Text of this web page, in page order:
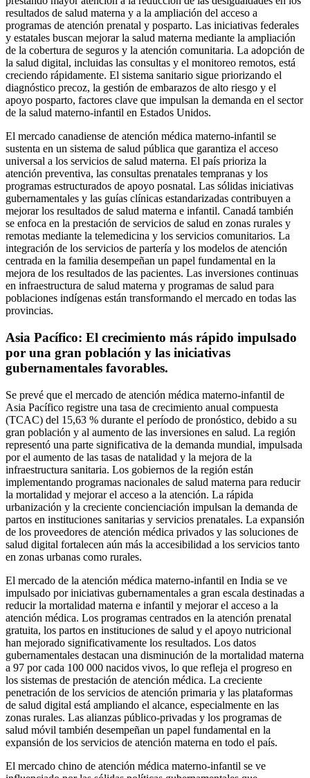
resultados de salud materna y a la ampliación del acceso a
programas de atención prenatal y posparto. Las iniciativas federales
y estatales buscan mejorar la salud materna mediante la ampliación
de la cobertura de seguros y la atención comunitaria. La adopción de
la salud digital, incluidas las consultas y el monitoreo remotos, está
creciendo rápidamente. El sistema sanitario sigue priorizando el
diagnóstico precoz, la gestión de embarazos de alto riesgo y el
apoyo posparto, factores clave que impulsan la demanda en el sector
de la salud materno-infantil en Estados Unidos.
El mercado canadiense de atención médica materno-infantil se
sustenta en un sistema de salud pública que garantiza el acceso
universal a los servicios de salud materna. El país prioriza la
atención preventiva, las consultas prenatales tempranas y los
programas estructurados de apoyo posnatal. Las sólidas iniciativas
gubernamentales y las guías clínicas estandarizadas contribuyen a
mejorar los resultados de salud materna e infantil. Canadá también
se enfoca en la prestación de servicios de salud en zonas rurales y
remotas mediante la telemedicina y los servicios comunitarios. La
integración de los servicios de partería y los modelos de atención
centrada en la familia desempeñan un papel fundamental en la
mejora de los resultados de las pacientes. Las inversiones continuas
en infraestructura de salud materna y programas de salud para
poblaciones indígenas están transformando el mercado en todas las
provincias.
Asia Pacífico: El crecimiento más rápido impulsado
por una gran población y las iniciativas
gubernamentales favorables.
Se prevé que el mercado de atención médica materno-infantil de
Asia Pacífico registre una tasa de crecimiento anual compuesta
(TCAC) del 15,63 % durante el período de pronóstico, debido a su
gran población y al aumento de las inversiones en salud. La región
representó una parte significativa de la demanda mundial, impulsada
por el aumento de las tasas de natalidad y la mejora de la
infraestructura sanitaria. Los gobiernos de la región están
implementando programas nacionales de salud materna para reducir
la mortalidad y mejorar el acceso a la atención. La rápida
urbanización y la creciente concienciación impulsan la demanda de
partos en instituciones sanitarias y servicios prenatales. La expansión
de los proveedores de atención médica privados y las soluciones de
salud digital fortalecen aún más la accesibilidad a los servicios tanto
en zonas urbanas como rurales.
El mercado de la atención médica materno-infantil en India se ve
impulsado por iniciativas gubernamentales a gran escala destinadas a
reducir la mortalidad materna e infantil y mejorar el acceso a la
atención médica. Los programas centrados en la atención prenatal
gratuita, los partos en instituciones de salud y el apoyo nutricional
han mejorado significativamente los resultados. Los datos
gubernamentales destacan una disminución de la mortalidad materna
a 97 por cada 100 000 nacidos vivos, lo que refleja el progreso en
los sistemas de prestación de atención médica. La creciente
penetración de los servicios de atención primaria y las plataformas
de salud digital está ampliando el alcance, especialmente en las
zonas rurales. Las alianzas público-privadas y los programas de
salud móvil también desempeñan un papel fundamental en la
expansión de los servicios de atención materna en todo el país.
El mercado chino de atención médica materno-infantil se ve